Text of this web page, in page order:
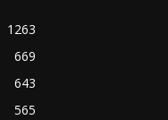
1263
669
643
565